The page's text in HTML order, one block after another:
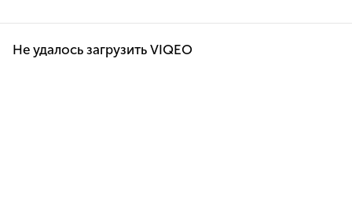
Не удалось загрузить VIQEO